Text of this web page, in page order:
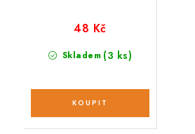
Skladem (3 ks)
48 Kč